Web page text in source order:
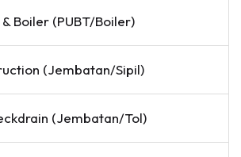
Boiler (PUBT/Boiler)
(Jembatan/Sipil)
(Jembatan/Tol)